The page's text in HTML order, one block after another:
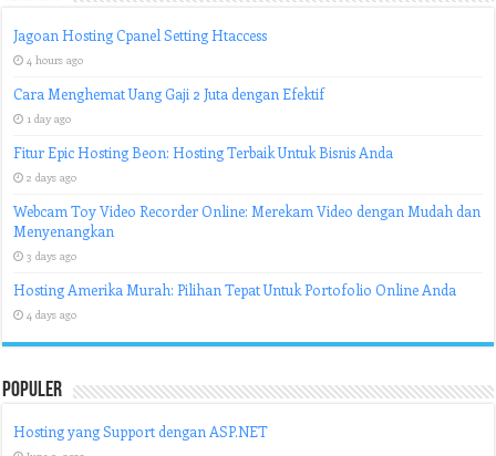
Jagoan Hosting Cpanel Setting Htaccess
4 hours ago
Cara Menghemat Uang Gaji 2 Juta dengan Efektif
1 day ago
Fitur Epic Hosting Beon: Hosting Terbaik Untuk Bisnis Anda
2 days ago
Webcam Toy Video Recorder Online: Merekam Video dengan Mudah dan
Menyenangkan
3 days ago
Hosting Amerika Murah: Pilihan Tepat Untuk Portofolio Online Anda
4 days ago
Populer
Hosting yang Support dengan ASP.NET